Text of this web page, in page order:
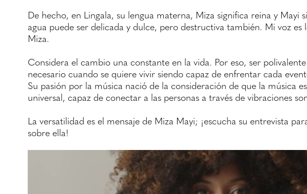
De hecho, en Lingala, su lengua materna, Miza significa reina y Mayi
agua puede ser delicada y dulce, pero destructiva también. Mi voz es
Miza.
Considera el cambio una constante en la vida. Por eso, ser
necesario cuando se quiere vivir siendo capaz de enfrentar cada
Su pasión por la música nació de la consideración de que la música
universal, capaz de conectar a las personas a través de vibraciones
La versatilidad es el mensaje de Miza Mayi; ¡escucha su entrevista
sobre ella!